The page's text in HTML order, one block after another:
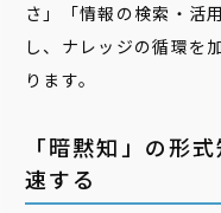
さ」「情報の検索・活
し、ナレッジの循環を
ります。
「暗黙知」の形
速する